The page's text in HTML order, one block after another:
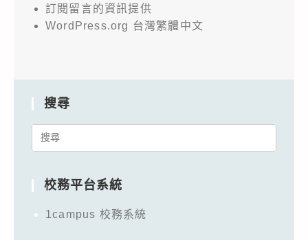
訂閱留言的資訊提供
WordPress.org 台灣繁體中文
搜尋
Search
校務平台系統
1campus 校務系統